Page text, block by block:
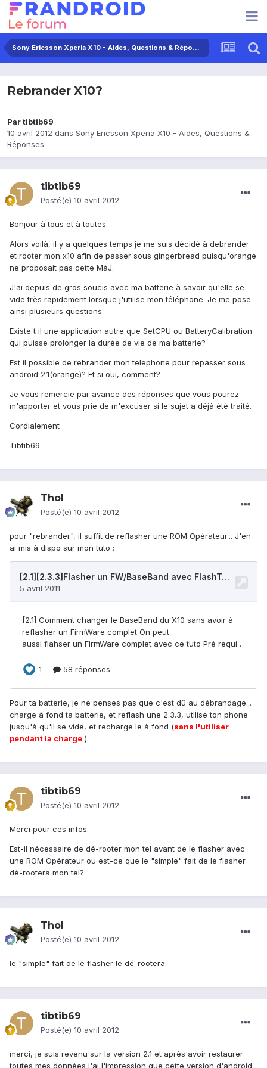
Sony Ericsson Xperia X10 - Aides, Questions & Réponses
Rebrander X10?
Partibtib69
10 avril 2012 dans Sony Ericsson Xperia X10 - Aides, Questions &
Réponses
tibtib69
Posté(e) 10 avril 2012
Bonjour à tous et à toutes.
Alors voilà, il y a quelques temps je me suis décidé à debrander
et rooter mon x10 afin de passer sous gingerbread puisqu'orange
ne proposait pas cette MàJ.
J'ai depuis de gros soucis avec ma batterie à savoir qu'elle se
vide très rapidement lorsque j'utilise mon téléphone. Je me pose
ainsi plusieurs questions.
Existe t il une application autre que SetCPU ou BatteryCalibration
qui puisse prolonger la durée de vie de ma batterie?
Est il possible de rebrander mon telephone pour repasser sous
android 2.1(orange)? Et si oui, comment?
Je vous remercie par avance des réponses que vous pourez
m'apporter et vous prie de m'excuser si le sujet a déjà été traité.
Cordialement
Tibtib69.
Thol
Posté(e) 10 avril 2012
pour "rebrander", il suffit de reflasher une ROM Opérateur... J'en
ai mis à dispo sur mon tuto :
Pour ta batterie, je ne penses pas que c'est dû au débrandage...
charge à fond ta batterie, et reflash une 2.3.3, utilise ton phone
jusqu'à qu'il se vide, et recharge le à fond (sans l'utiliser
pendant la charge )
tibtib69
Posté(e) 10 avril 2012
Merci pour ces infos.
Est-il nécessaire de dé-rooter mon tel avant de le flasher avec
une ROM Opérateur ou est-ce que le "simple" fait de le flasher
dé-rootera mon tel?
Thol
Posté(e) 10 avril 2012
le "simple" fait de le flasher le dé-rootera
tibtib69
Posté(e) 10 avril 2012
merci, je suis revenu sur la version 2.1 et après avoir restaurer
toutes mes données j'ai l'impression que cette version d'android